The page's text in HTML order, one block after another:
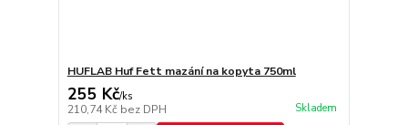
HUFLAB Huf Fett mazání na kopyta 750ml
255 Kč/ks
210,74 Kč bez DPH Skladem